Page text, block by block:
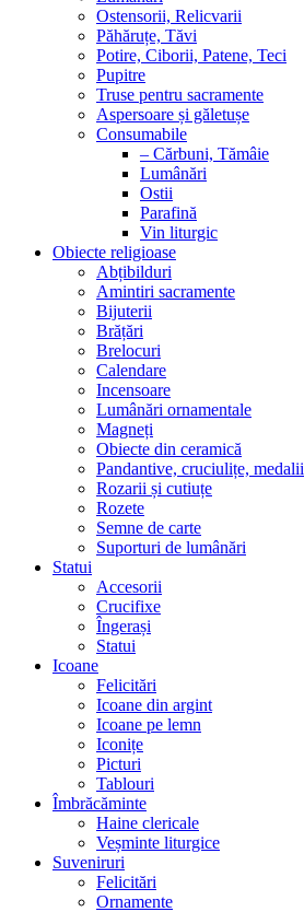
Ostensorii, Relicvarii
Păhăruțe, Tăvi
Potire, Ciborii, Patene, Teci
Pupitre
Truse pentru sacramente
Aspersoare și găletușe
Consumabile
– Cărbuni, Tămâie
Lumânări
Ostii
Parafină
Vin liturgic
Obiecte religioase
Abțibilduri
Amintiri sacramente
Bijuterii
Brățări
Brelocuri
Calendare
Incensoare
Lumânări ornamentale
Magneți
Obiecte din ceramică
Pandantive, cruciulițe, medalii
Rozarii și cutiuțe
Rozete
Semne de carte
Suporturi de lumânări
Statui
Accesorii
Crucifixe
Îngerași
Statui
Icoane
Felicitări
Icoane din argint
Icoane pe lemn
Iconițe
Picturi
Tablouri
Îmbrăcăminte
Haine clericale
Veșminte liturgice
Suveniruri
Felicitări
Ornamente